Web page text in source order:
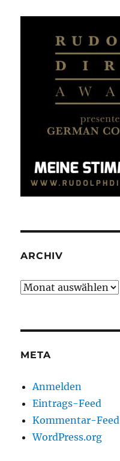
ARCHIV
Archiv
META
Anmelden
Eintrags-Feed
Kommentar-Feed
WordPress.org